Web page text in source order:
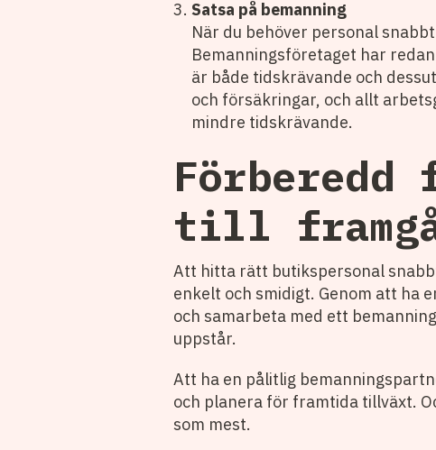
Satsa på bemanning
När du behöver personal
Bemanningsföretaget har
är både tidskrävande och
och försäkringar, och allt
mindre tidskrävande.
Förberedd
till
Att hitta rätt butikspersonal
enkelt och smidigt. Genom att ha
och samarbeta med ett
uppstår.
Att ha en pålitlig
och planera för framtida tillväxt.
som mest.